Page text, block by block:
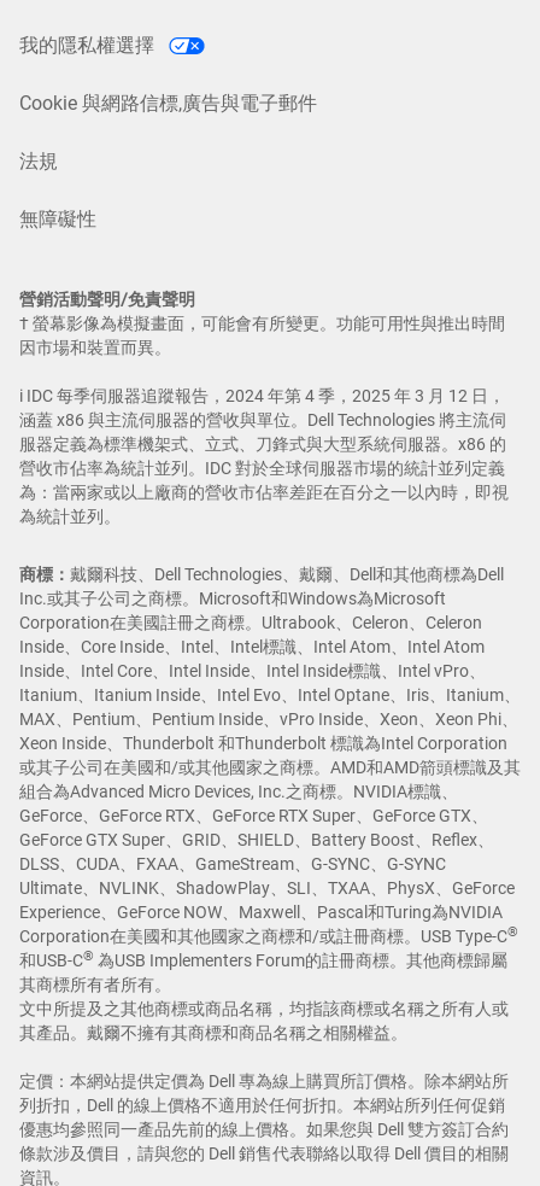
我的隱私權選擇
Cookie 與網路信標,廣告與電子郵件
法規
無障礙性
營銷活動聲明/免責聲明
† 螢幕影像為模擬畫面，可能會有所變更。功能可用性與推出時間
因市場和裝置而異。
i IDC 每季伺服器追蹤報告，2024 年第 4 季，2025 年 3 月 12 日，
涵蓋 x86 與主流伺服器的營收與單位。Dell Technologies 將主流伺
服器定義為標準機架式、立式、刀鋒式與大型系統伺服器。x86 的
營收市佔率為統計並列。IDC 對於全球伺服器市場的統計並列定義
為：當兩家或以上廠商的營收市佔率差距在百分之一以內時，即視
為統計並列。
商標： 戴爾科技、Dell Technologies、戴爾、Dell和其他商標為Dell
Inc.或其子公司之商標。Microsoft和Windows為Microsoft
Corporation在美國註冊之商標。Ultrabook、Celeron、Celeron
Inside、Core Inside、Intel、Intel標識、Intel Atom、Intel Atom
Inside、Intel Core、Intel Inside、Intel Inside標識、Intel vPro、
Itanium、Itanium Inside、Intel Evo、Intel Optane、Iris、Itanium、
MAX、Pentium、Pentium Inside、vPro Inside、Xeon、Xeon Phi、
Xeon Inside、Thunderbolt 和Thunderbolt 標識為Intel Corporation
或其子公司在美國和/或其他國家之商標。AMD和AMD箭頭標識及其
組合為Advanced Micro Devices, Inc.之商標。NVIDIA標識、
GeForce、GeForce RTX、GeForce RTX Super、GeForce GTX、
GeForce GTX Super、GRID、SHIELD、Battery Boost、Reflex、
DLSS、CUDA、FXAA、GameStream、G-SYNC、G-SYNC
Ultimate、NVLINK、ShadowPlay、SLI、TXAA、PhysX、GeForce
Experience、GeForce NOW、Maxwell、Pascal和Turing為NVIDIA
Corporation在美國和其他國家之商標和/或註冊商標。USB Type-C®
和USB-C® 為USB Implementers Forum的註冊商標。其他商標歸屬
其商標所有者所有。
文中所提及之其他商標或商品名稱，均指該商標或名稱之所有人或
其產品。戴爾不擁有其商標和商品名稱之相關權益。
定價：本網站提供定價為 Dell 專為線上購買所訂價格。除本網站所
列折扣，Dell 的線上價格不適用於任何折扣。本網站所列任何促銷
優惠均參照同一產品先前的線上價格。如果您與 Dell 雙方簽訂合約
條款涉及價目，請與您的 Dell 銷售代表聯絡以取得 Dell 價目的相關
資訊。